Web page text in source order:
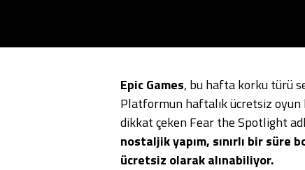
Epic Games, bu hafta korku türü
Platformun haftalık ücretsiz oyun
dikkat çeken Fear the Spotlight
nostaljik yapım, sınırlı bir süre
ücretsiz olarak alınabiliyor.